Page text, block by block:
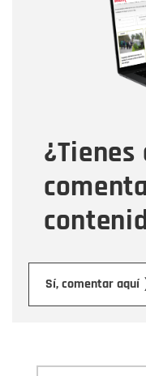
Sí, comentar aquí
Correo
Tipo de
Mensaje